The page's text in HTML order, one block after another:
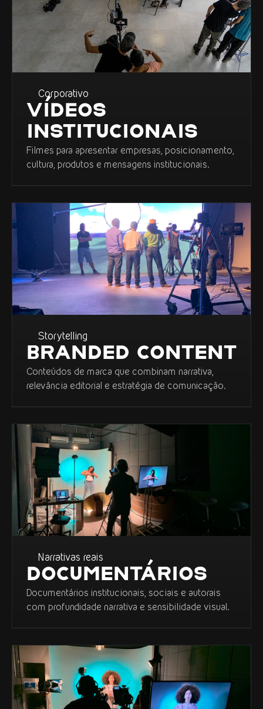
Corporativo
VÍDEOS
INSTITUCIONAIS
Filmes para apresentar empresas, posicionamento,
cultura, produtos e mensagens institucionais.
Storytelling
BRANDED CONTENT
Conteúdos de marca que combinam narrativa,
relevância editorial e estratégia de comunicação.
Narrativas reais
DOCUMENTÁRIOS
Documentários institucionais, sociais e autorais
com profundidade narrativa e sensibilidade visual.